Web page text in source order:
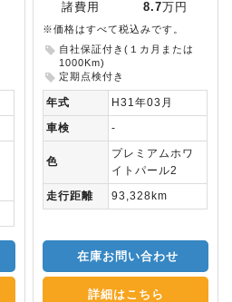
諸費用
8.7 万円
※価格はすべて税込みです。
自社保証付き(１カ月または
1000Km)
定期点検付き
年式
H31年03月
車検
-
色
プレミアムホワ
イトパール2
走行距離
93,328km
在庫お問い合わせ
詳細はこちら